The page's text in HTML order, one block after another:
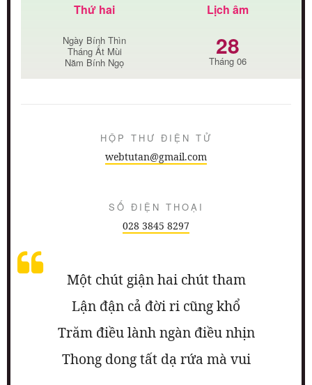
Thứ hai
Ngày Bính Thìn
Tháng Ất Mùi
Năm Bính Ngọ
Lịch âm
28
Tháng 06
HỘP THƯ ĐIỆN TỬ
webtutan@gmail.com
SỐ ĐIỆN THOẠI
028 3845 8297
Một chút giận hai chút tham
Lận đận cả đời ri cũng khổ
Trăm điều lành ngàn điều nhịn
Thong dong tất dạ rứa mà vui